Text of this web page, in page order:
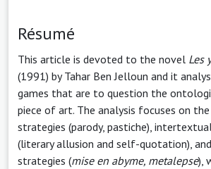
Résumé
This article is devoted to the novel Les
(1991) by Tahar Ben Jelloun and it
games that are to question the
piece of art. The analysis focuses on
strategies (parody, pastiche),
(literary allusion and self-quotation),
strategies (miseen abyme, metalepse),